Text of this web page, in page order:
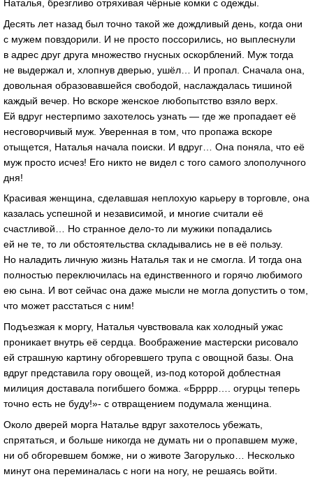
Наталья, брезгливо отряхивая чёрные комки с одежды.
Десять лет назад был точно такой же дождливый день, когда они
с мужем повздорили. И не просто поссорились, но выплеснули
в адрес друг друга множество гнусных оскорблений. Муж тогда
не выдержал и, хлопнув дверью, ушёл… И пропал. Сначала она,
довольная образовавшейся свободой, наслаждалась тишиной
каждый вечер. Но вскоре женское любопытство взяло верх.
Ей вдруг нестерпимо захотелось узнать — где же пропадает её
несговорчивый муж. Уверенная в том, что пропажа вскоре
отыщется, Наталья начала поиски. И вдруг… Она поняла, что её
муж просто исчез! Его никто не видел с того самого злополучного
дня!
Красивая женщина, сделавшая неплохую карьеру в торговле, она
казалась успешной и независимой, и многие считали её
счастливой… Но странное дело-то ли мужики попадались
ей не те, то ли обстоятельства складывались не в её пользу.
Но наладить личную жизнь Наталья так и не смогла. И тогда она
полностью переключилась на единственного и горячо любимого
ею сына. И вот сейчас она даже мысли не могла допустить о том,
что может расстаться с ним!
Подъезжая к моргу, Наталья чувствовала как холодный ужас
проникает внутрь её сердца. Воображение мастерски рисовало
ей страшную картину обгоревшего трупа с овощной базы. Она
вдруг представила гору овощей, из-под которой доблестная
милиция доставала погибшего бомжа. «Брррр…. огурцы теперь
точно есть не буду!»- с отвращением подумала женщина.
Около дверей морга Наталье вдруг захотелось убежать,
спрятаться, и больше никогда не думать ни о пропавшем муже,
ни об обгоревшем бомже, ни о животе Загорулько… Несколько
минут она переминалась с ноги на ногу, не решаясь войти.